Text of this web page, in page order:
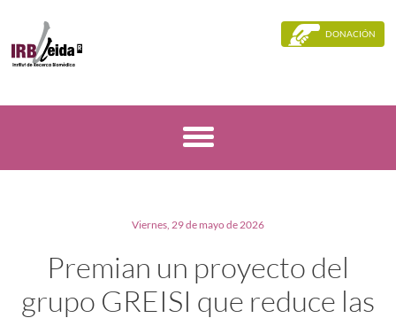
DONACIÓN
Viernes, 29 de mayo de 2026
Premian un proyecto del
grupo GREISI que reduce las